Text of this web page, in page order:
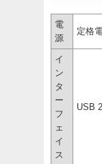
電
源
定格
イ
ン
タ
ー
フ
ェ
イ
ス
USB